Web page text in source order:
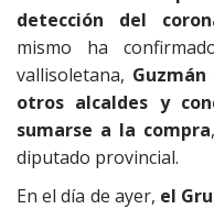
o
k
m p
p
detección del
mismo ha
vallisoletana,
otros alcaldes y
sumarse a la compra
diputado provincial.
En el día de ayer, el